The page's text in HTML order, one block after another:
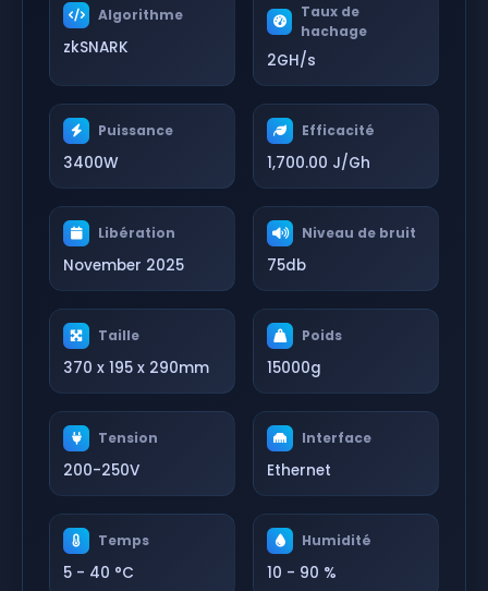
Algorithme
zkSNARK
Taux de
hachage
2GH/s
Puissance
3400W
Efficacité
1,700.00 J/Gh
Libération
November 2025
Niveau de bruit
75db
Taille
370 x 195 x 290mm
Poids
15000g
Tension
200-250V
Interface
Ethernet
Temps
5 - 40 °C
Humidité
10 - 90 %